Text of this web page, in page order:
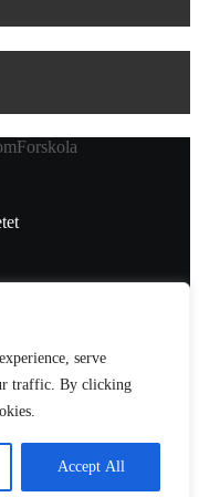
serve
traffic. By clicking
Accept All